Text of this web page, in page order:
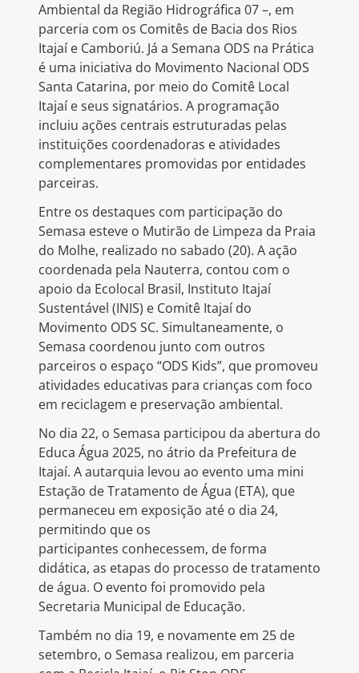
Ambiental da Região Hidrográfica 07 –, em
parceria com os Comitês de Bacia dos Rios
Itajaí e Camboriú. Já a Semana ODS na Prática
é uma iniciativa do Movimento Nacional ODS
Santa Catarina, por meio do Comitê Local
Itajaí e seus signatários. A programação
incluiu ações centrais estruturadas pelas
instituições coordenadoras e atividades
complementares promovidas por entidades
parceiras.
Entre os destaques com participação do
Semasa esteve o Mutirão de Limpeza da Praia
do Molhe, realizado no sabado (20). A ação
coordenada pela Nauterra, contou com o
apoio da Ecolocal Brasil, Instituto Itajaí
Sustentável (INIS) e Comitê Itajaí do
Movimento ODS SC. Simultaneamente, o
Semasa coordenou junto com outros
parceiros o espaço “ODS Kids”, que promoveu
atividades educativas para crianças com foco
em reciclagem e preservação ambiental.
No dia 22, o Semasa participou da abertura do
Educa Água 2025, no átrio da Prefeitura de
Itajaí. A autarquia levou ao evento uma mini
Estação de Tratamento de Água (ETA), que
permaneceu em exposição até o dia 24,
permitindo que os
participantes conhecessem, de forma
didática, as etapas do processo de tratamento
de água. O evento foi promovido pela
Secretaria Municipal de Educação.
Também no dia 19, e novamente em 25 de
setembro, o Semasa realizou, em parceria